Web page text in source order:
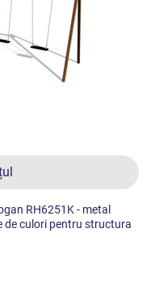
RH6251K - metal
de culori pentru structura